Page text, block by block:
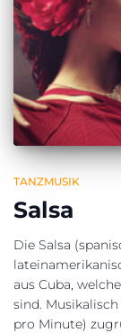
TANZMUSIK
Salsa
Die Salsa
aus Cuba,
sind.
pro Minute)